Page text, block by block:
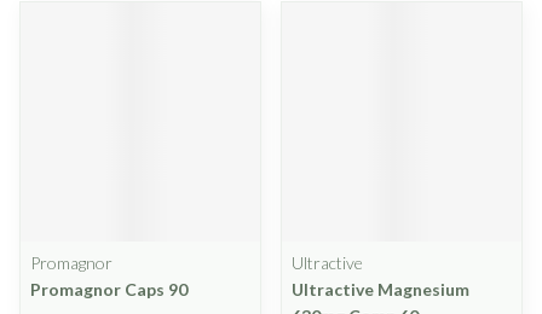
Promagnor
Promagnor Caps 90
Ultractive
Ultractive Magnesium